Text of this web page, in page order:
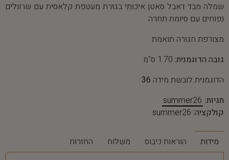
שמלה מבד דאבל סאטן איכותי בגזרת מעטפת קלאסית עם שרוולים
נפוחים עם סיומת תחרה
מצורפת חגורה תואמת
גובה הדוגמנית: 1.70 ס"מ
הדוגמנית לובשת מידה 36
תגיות: summer26
קולקציה: summer26
מידות הוראות כיבוס משלוח החזרות